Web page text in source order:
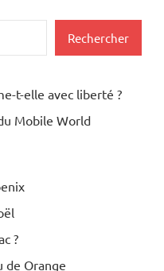
Rechercher
t-elle avec liberté ?
Mobile World
?
de Orange